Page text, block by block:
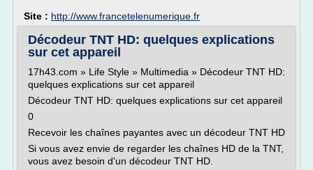
Site : http://www.francetelenumerique.fr
Décodeur TNT HD: quelques explications
sur cet appareil
17h43.com » Life Style » Multimedia » Décodeur TNT HD:
quelques explications sur cet appareil
Décodeur TNT HD: quelques explications sur cet appareil
0
Recevoir les chaînes payantes avec un décodeur TNT HD
Si vous avez envie de regarder les chaînes HD de la TNT,
vous avez besoin d'un décodeur TNT HD.